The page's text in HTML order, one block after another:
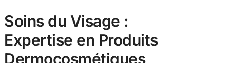
Soins du Visage :
Expertise en Produits
Dermocosmétiques